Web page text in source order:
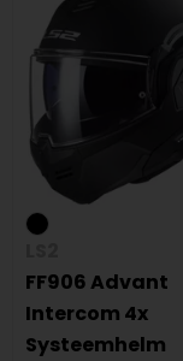
FF906 Advant
Intercom 4x
Systeemhelm